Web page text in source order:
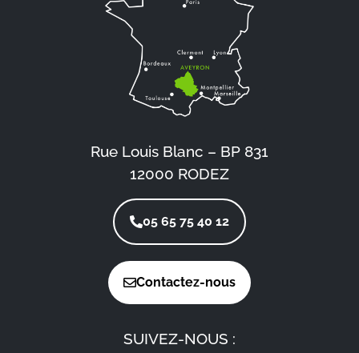
Rue Louis Blanc – BP 831
12000 RODEZ
05 65 75 40 12
Contactez-nous
SUIVEZ-NOUS :